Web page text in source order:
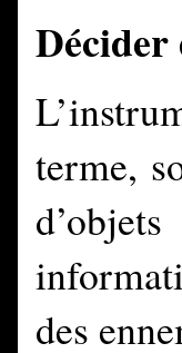
Décider
terme,
des